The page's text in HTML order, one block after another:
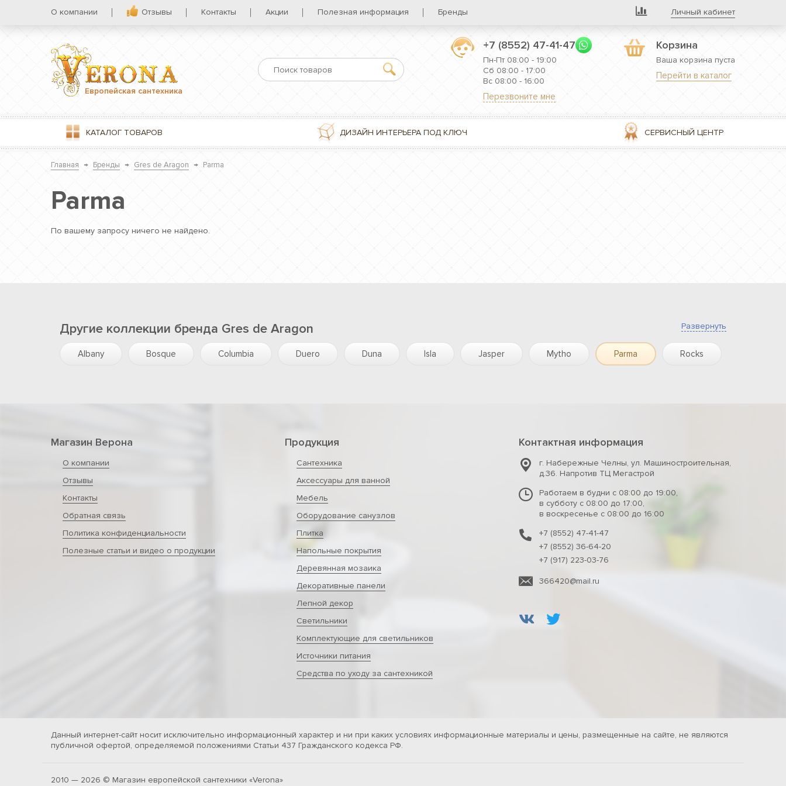
О компании Отзывы Контакты Акции Полезная информация Бренды Личный кабинет
Европейская сантехника
Корзина
Ваша корзина пуста
Перейти в каталог
+7 (8552) 47-41-47
Пн-Пт 08:00 - 19:00
Сб 08:00 - 17:00
Вс 08:00 - 16:00
Перезвоните мне
КАТАЛОГ ТОВАРОВ ДИЗАЙН ИНТЕРЬЕРА ПОД КЛЮЧ СЕРВИСНЫЙ ЦЕНТР
Главная → Бренды → Gres de Aragon → Parma
Parma
По вашему запросу ничего не найдено.
Другие коллекции бренда Gres de Aragon
Albany Bosque Columbia Duero Duna Isla Jasper Mytho Parma Rocks
Развернуть
Магазин Верона
О компании
Отзывы
Контакты
Обратная связь
Политика конфиденциальности
Полезные статьи и видео о продукции
Продукция
Сантехника
Аксессуары для ванной
Мебель
Оборудование санузлов
Плитка
Напольные покрытия
Деревянная мозаика
Декоративные панели
Лепной декор
Светильники
Комплектующие для светильников
Источники питания
Средства по уходу за сантехникой
Контактная информация
г. Набережные Челны, ул. Машиностроительная,
д.36. Напротив ТЦ Мегастрой
Работаем в будни с 08:00 до 19:00,
в субботу с 08:00 до 17:00,
в воскресенье с 08:00 до 16:00
+7 (8552) 47-41-47
+7 (8552) 36-64-20
+7 (917) 223-03-76
366420@mail.ru
Данный интернет-сайт носит исключительно информационный характер и ни при каких условиях информационные материалы и цены, размещенные на сайте, не являются
публичной офертой, определяемой положениями Статьи 437 Гражданского кодекса РФ.
2010 — 2026 © Магазин европейской сантехники «Verona»